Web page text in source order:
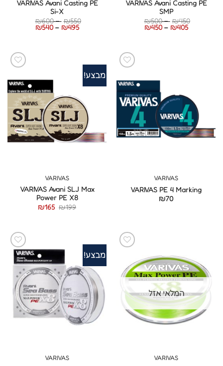
VARIVAS Avani Casting PE
SMP
₪450
–
₪500
₪405
–
₪450
VARIVAS Avani Casting PE
Si-X
₪550
–
₪600
₪495
–
₪540
VARIVAS
VARIVAS PE 4 Marking
₪70
מבצע!
VARIVAS
VARIVAS Avani SLJ Max
Power PE X8
₪199
המחיר
המקורי
₪165
המלאי אזל
VARIVAS
מבצע!
VARIVAS